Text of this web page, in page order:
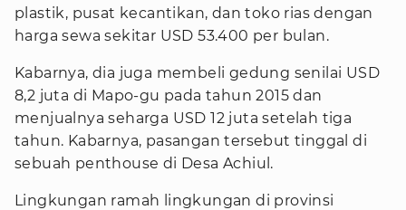
plastik, pusat kecantikan, dan toko rias dengan
harga sewa sekitar USD 53.400 per bulan.
Kabarnya, dia juga membeli gedung senilai USD
8,2 juta di Mapo-gu pada tahun 2015 dan
menjualnya seharga USD 12 juta setelah tiga
tahun. Kabarnya, pasangan tersebut tinggal di
sebuah penthouse di Desa Achiul.
Lingkungan ramah lingkungan di provinsi